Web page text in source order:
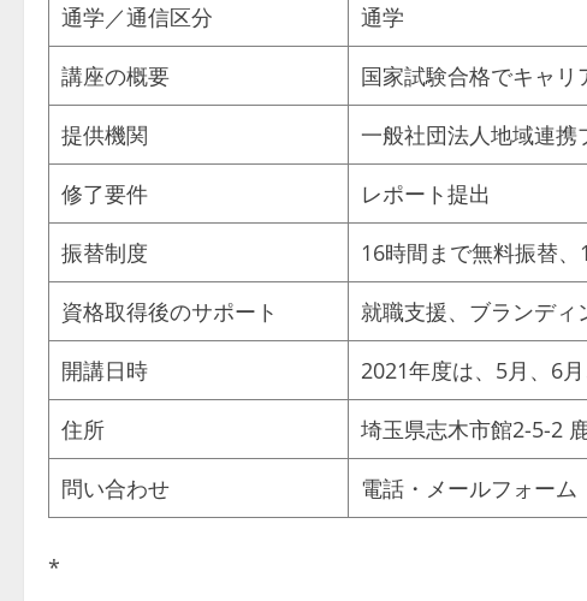
通学／通信区分 通学
講座の概要 国家試験合格でキャ
提供機関 一般社団法人地域連携
修了要件 レポート提出
振替制度 16時間まで無料振替
資格取得後のサポート 就職支援、ブランデ
開講日時 2021年度は、5月、6
住所 埼玉県志木市館2-5-2
問い合わせ 電話・メールフォーム
*